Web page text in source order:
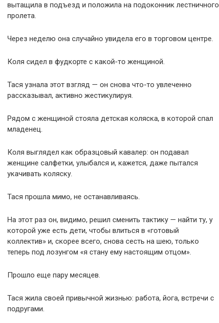
вытащила в подъезд и положила на подоконник лестничного
пролета.
Через неделю она случайно увидела его в торговом центре.
Коля сидел в фудкорте с какой-то женщиной.
Тася узнала этот взгляд — он снова что-то увлеченно
рассказывал, активно жестикулируя.
Рядом с женщиной стояла детская коляска, в которой спал
младенец.
Коля выглядел как образцовый кавалер: он подавал
женщине салфетки, улыбался и, кажется, даже пытался
укачивать коляску.
Тася прошла мимо, не останавливаясь.
На этот раз он, видимо, решил сменить тактику — найти ту, у
которой уже есть дети, чтобы влиться в «готовый
коллектив» и, скорее всего, снова сесть на шею, только
теперь под лозунгом «я стану ему настоящим отцом».
Прошло еще пару месяцев.
Тася жила своей привычной жизнью: работа, йога, встречи с
подругами.